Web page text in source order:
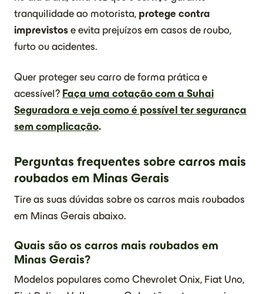
tranquilidade ao motorista, protege contra
imprevistos e evita prejuízos em casos de roubo,
furto ou acidentes.
Quer proteger seu carro de forma prática e
acessível? Faça uma cotação com a Suhai
Seguradora e veja como é possível ter segurança
sem complicação.
Perguntas frequentes sobre carros mais
roubados em Minas Gerais
Tire as suas dúvidas sobre os carros mais roubados
em Minas Gerais abaixo.
Quais são os carros mais roubados em
Minas Gerais?
Modelos populares como Chevrolet Onix, Fiat Uno,